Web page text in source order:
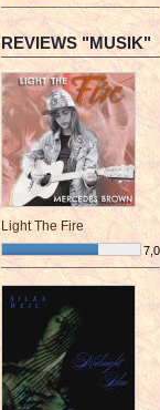
¯¯¯¯¯¯¯¯¯¯¯¯¯¯¯¯¯¯¯¯¯¯¯¯
REVIEWS "MUSIK"
Light The Fire
7,0
¯¯¯¯¯¯¯¯¯¯¯¯¯¯¯¯¯¯¯¯¯¯¯¯